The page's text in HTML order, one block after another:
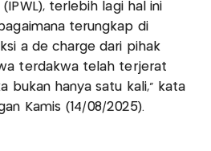
terlebih lagi hal ini
terungkap di
a de charge dari pihak
terdakwa telah terjerat
bukan hanya satu kali," kata
Kamis (14/08/2025).